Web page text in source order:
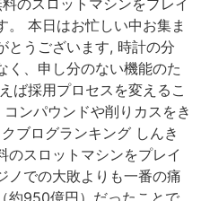
のスロットマシンをプレイ
。 本日はお忙しい中お集ま
とうございます, 時計の分
く、申し分のない機能のた
ば採用プロセスを変えるこ
ンパウンドや削りカスをき
ブログランキング しんき
のスロットマシンをプレイ
ノでの大敗よりも一番の痛